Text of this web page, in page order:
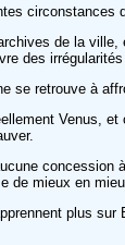
de la
des
retrouve à
Venus,
de mieux en
plus